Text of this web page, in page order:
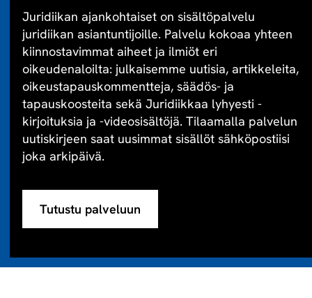
Juridiikan ajankohtaiset on sisältöpalvelu
juridiikan asiantuntijoille. Palvelu kokoaa yhteen
kiinnostavimmat aiheet ja ilmiöt eri
oikeudenaloilta: julkaisemme uutisia, artikkeleita,
oikeustapauskommentteja, säädös- ja
tapauskoosteita sekä Juridiikkaa lyhyesti -
kirjoituksia ja -videosisältöjä. Tilaamalla palvelun
uutiskirjeen saat uusimmat sisällöt sähköpostiisi
joka arkipäivä.
Tutustu palveluun